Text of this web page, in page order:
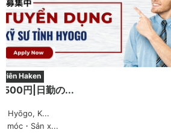
Nhân
時給